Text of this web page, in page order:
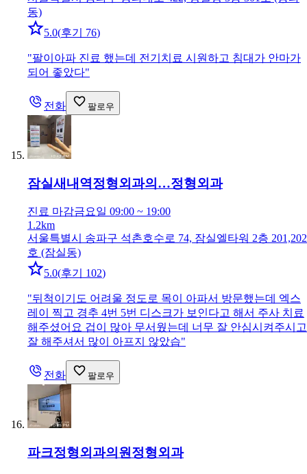
동)
5.0(후기 76)
"팔이아파 진료 했는데 전기치료 시원하고 침대가 안마가
되어 좋았다"
전화 팔로우
잠실새내역정형외과의…정형외과
진료 마감금요일 09:00 ~ 19:00
1.2km
서울특별시 송파구 석촌호수로 74, 잠실엘타워 2층 201,202
호 (잠실동)
5.0(후기 102)
"뒤척이기도 어려울 정도로 목이 아파서 방문했는데 엑스
레이 찍고 경추 4번 5번 디스크가 보인다고 해서 주사 치료
해주셨어요 겁이 많아 무서웠는데 너무 잘 안심시켜주시고
잘 해주셔서 많이 아프지 않았습"
전화 팔로우
파크정형외과의원 정형외과